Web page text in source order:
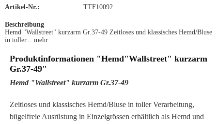
Artikel-Nr.: TTF10092
Beschreibung
Hemd "Wallstreet" kurzarm Gr.37-49 Zeitloses und klassisches Hemd/Bluse
in toller... mehr
Produktinformationen "Hemd"Wallstreet" kurzarm
Gr.37-49"
Hemd "Wallstreet" kurzarm Gr.37-49
Zeitloses und klassisches Hemd/Bluse in toller Verarbeitung,
bügelfreie Ausrüstung in Einzelgrössen erhältlich als Hemd und